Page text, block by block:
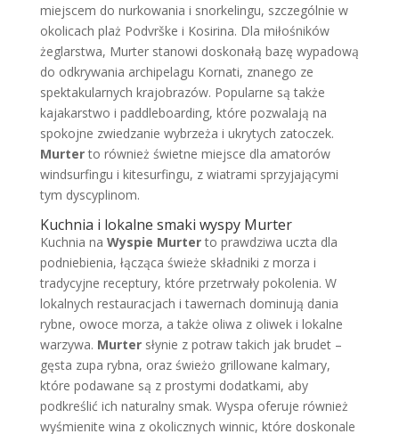
miejscem do nurkowania i snorkelingu, szczególnie w
okolicach plaż Podvrške i Kosirina. Dla miłośników
żeglarstwa, Murter stanowi doskonałą bazę wypadową
do odkrywania archipelagu Kornati, znanego ze
spektakularnych krajobrazów. Popularne są także
kajakarstwo i paddleboarding, które pozwalają na
spokojne zwiedzanie wybrzeża i ukrytych zatoczek.
Murterto również świetne miejsce dla amatorów
windsurfingu i kitesurfingu, z wiatrami sprzyjającymi
tym dyscyplinom.
Kuchnia i lokalne smaki wyspy Murter
Kuchnia na Wyspie Murterto prawdziwa uczta dla
podniebienia, łącząca świeże składniki z morza i
tradycyjne receptury, które przetrwały pokolenia. W
lokalnych restauracjach i tawernach dominują dania
rybne, owoce morza, a także oliwa z oliwek i lokalne
warzywa. Murtersłynie z potraw takich jak brudet –
gęsta zupa rybna, oraz świeżo grillowane kalmary,
które podawane są z prostymi dodatkami, aby
podkreślić ich naturalny smak. Wyspa oferuje również
wyśmienite wina z okolicznych winnic, które doskonale